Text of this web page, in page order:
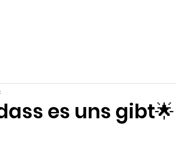
es uns gibt🌟